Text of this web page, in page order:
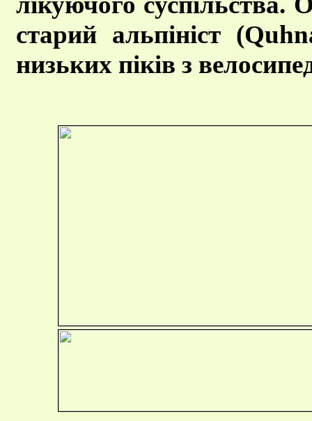
старий альпініст
низьких піків з